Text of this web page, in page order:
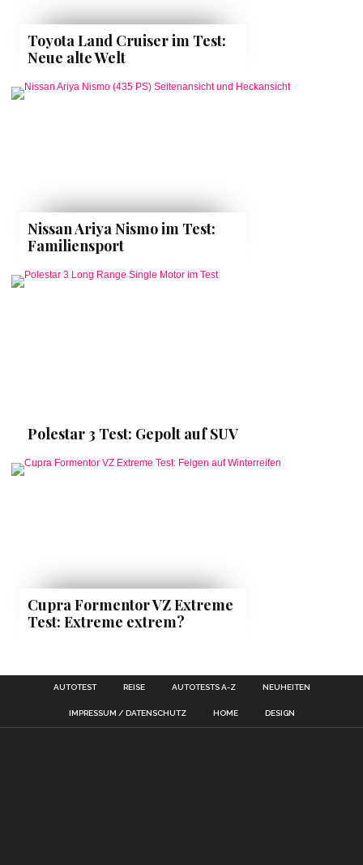
Toyota Land Cruiser im Test:
Neue alte Welt
Nissan Ariya Nismo im Test:
Familiensport
Polestar 3 Test: Gepolt auf SUV
Cupra Formentor VZ Extreme
Test: Extreme extrem?
AUTOTEST REISE AUTOTESTS A-Z NEUHEITEN
IMPRESSUM / DATENSCHUTZ HOME DESIGN